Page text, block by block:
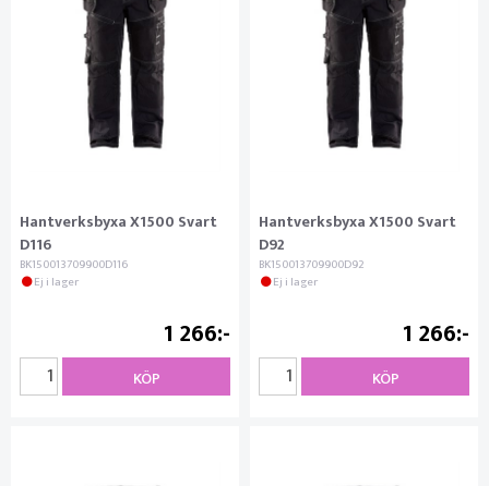
Hantverksbyxa X1500 Svart
D116
BK150013709900D116
Ej i lager
1 266
KÖP
Hantverksbyxa X1500 Svart
D92
BK150013709900D92
Ej i lager
1 266
KÖP